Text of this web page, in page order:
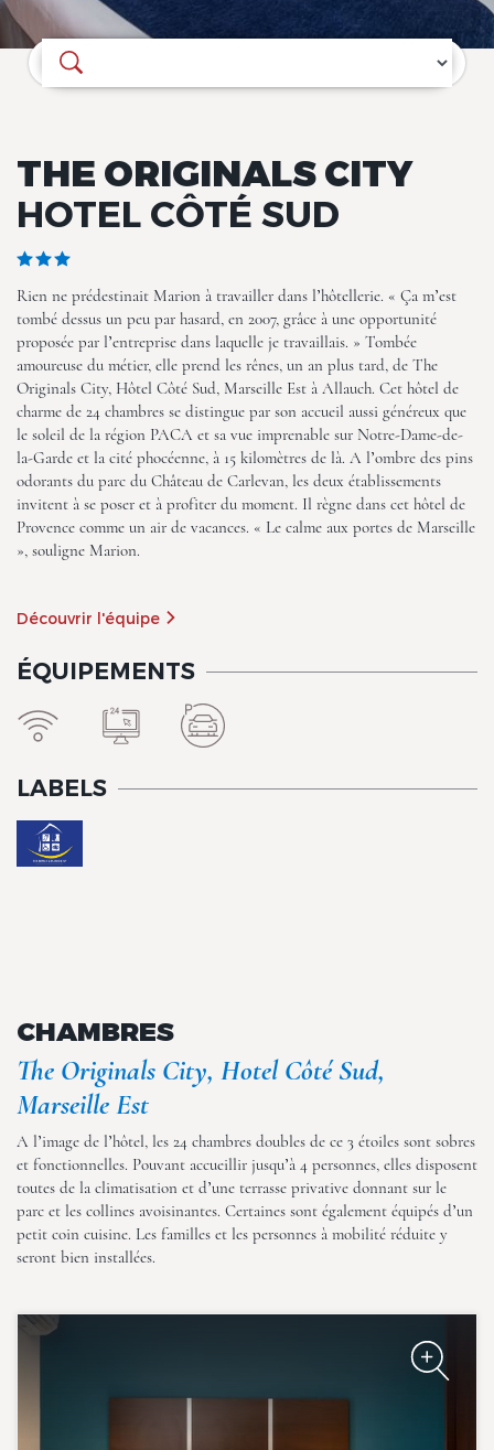
Où souhaitez-vous séjourner ?
THE ORIGINALS CITY
HOTEL CÔTÉ SUD
Rien ne prédestinait Marion à travailler dans l’hôtellerie. « Ça m’est
tombé dessus un peu par hasard, en 2007, grâce à une opportunité
proposée par l’entreprise dans laquelle je travaillais. » Tombée
amoureuse du métier, elle prend les rênes, un an plus tard, de The
Originals City, Hôtel Côté Sud, Marseille Est à Allauch. Cet hôtel de
charme de 24 chambres se distingue par son accueil aussi généreux que
le soleil de la région PACA et sa vue imprenable sur Notre-Dame-de-
la-Garde et la cité phocéenne, à 15 kilomètres de là. A l’ombre des pins
odorants du parc du Château de Carlevan, les deux établissements
invitent à se poser et à profiter du moment. Il règne dans cet hôtel de
Provence comme un air de vacances. « Le calme aux portes de Marseille
», souligne Marion.
Découvrir l'équipe
ÉQUIPEMENTS
LABELS
CHAMBRES
The Originals City, Hotel Côté Sud,
Marseille Est
A l’image de l’hôtel, les 24 chambres doubles de ce 3 étoiles sont sobres
et fonctionnelles. Pouvant accueillir jusqu’à 4 personnes, elles disposent
toutes de la climatisation et d’une terrasse privative donnant sur le
parc et les collines avoisinantes. Certaines sont également équipés d’un
petit coin cuisine. Les familles et les personnes à mobilité réduite y
seront bien installées.
Sud, Marseille Est
The Originals City, Hotel Côté
Sud, Marseille Est
The Originals City, Hotel Côté
The Originals City, Hotel Côté
The Originals City, Hotel Côté
Sud, Marseille Est